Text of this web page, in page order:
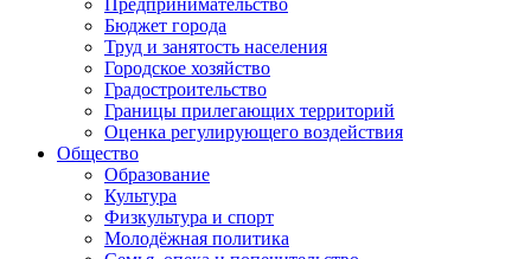
Предпринимательство
Бюджет города
Труд и занятость населения
Городское хозяйство
Градостроительство
Границы прилегающих территорий
Оценка регулирующего воздействия
Общество
Образование
Культура
Физкультура и спорт
Молодёжная политика